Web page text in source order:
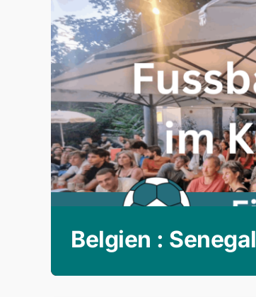
Belgien : Senegal